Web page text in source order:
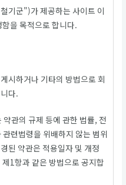
기군")가 제공하는 사이트 이
을 목적으로 합니다.
시하거나 기타의 방법으로 회
다.
관의 규제 등에 관한 법률, 전
련법령을 위배하지 않는 범위
된 약관은 적용일자 및 개정
1항과 같은 방법으로 공지합